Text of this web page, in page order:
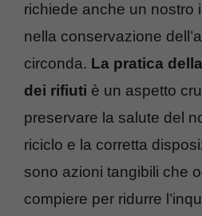
richiede anche un nostro
nella conservazione
circonda. La pratica
dei rifiuti è un aspetto
preservare la salute del
riciclo e la corretta
sono azioni tangibili che
compiere per ridurre